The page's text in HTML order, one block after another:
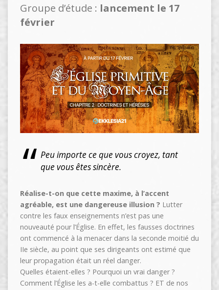
Groupe d’étude : lancement le 17
février
Peu importe ce que vous croyez, tant
que vous êtes sincère.
Réalise-t-on que cette maxime, à l’accent
agréable, est une dangereuse illusion ? Lutter
contre les faux enseignements n’est pas une
nouveauté pour l’Église. En effet, les fausses doctrines
ont commencé à la menacer dans la seconde moitié du
IIe siècle, au point que ses dirigeants ont estimé que
leur propagation était un réel danger.
Quelles étaient-elles ? Pourquoi un vrai danger ?
Comment l’Église les a-t-elle combattus ? ET de nos